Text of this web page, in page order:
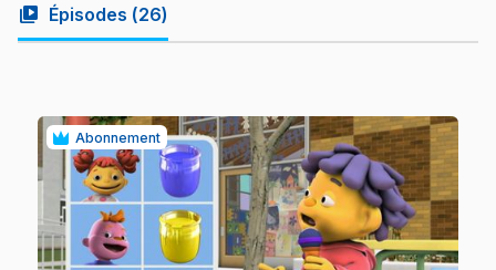
video_library Épisodes (26)
Abonnement